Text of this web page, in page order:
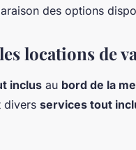
des options
locations de
inclus au bord de la
divers services tout